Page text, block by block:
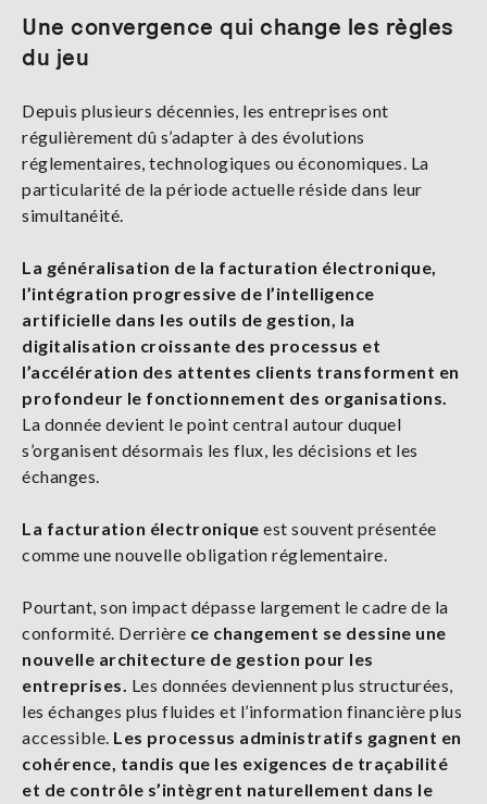
Une convergence qui change les règles
du jeu
Depuis plusieurs décennies, les entreprises ont
régulièrement dû s’adapter à des évolutions
réglementaires, technologiques ou économiques. La
particularité de la période actuelle réside dans leur
simultanéité.
La généralisation de la facturation électronique,
l’intégration progressive de l’intelligence
artificielle dans les outils de gestion, la
digitalisation croissante des processus et
l’accélération des attentes clients transforment en
profondeur le fonctionnement des organisations.
La donnée devient le point central autour duquel
s’organisent désormais les flux, les décisions et les
échanges.
La facturation électronique est souvent présentée
comme une nouvelle obligation réglementaire.
Pourtant, son impact dépasse largement le cadre de la
conformité. Derrière ce changement se dessine une
nouvelle architecture de gestion pour les
entreprises. Les données deviennent plus structurées,
les échanges plus fluides et l’information financière plus
accessible. Les processus administratifs gagnent en
cohérence, tandis que les exigences de traçabilité
et de contrôle s’intègrent naturellement dans le